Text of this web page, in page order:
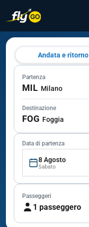
Andata e ritorno
Partenza
MIL Milano
Destinazione
FOG Foggia
Data di partenza
8 Agosto
Sabato
Passeggeri
1 passeggero